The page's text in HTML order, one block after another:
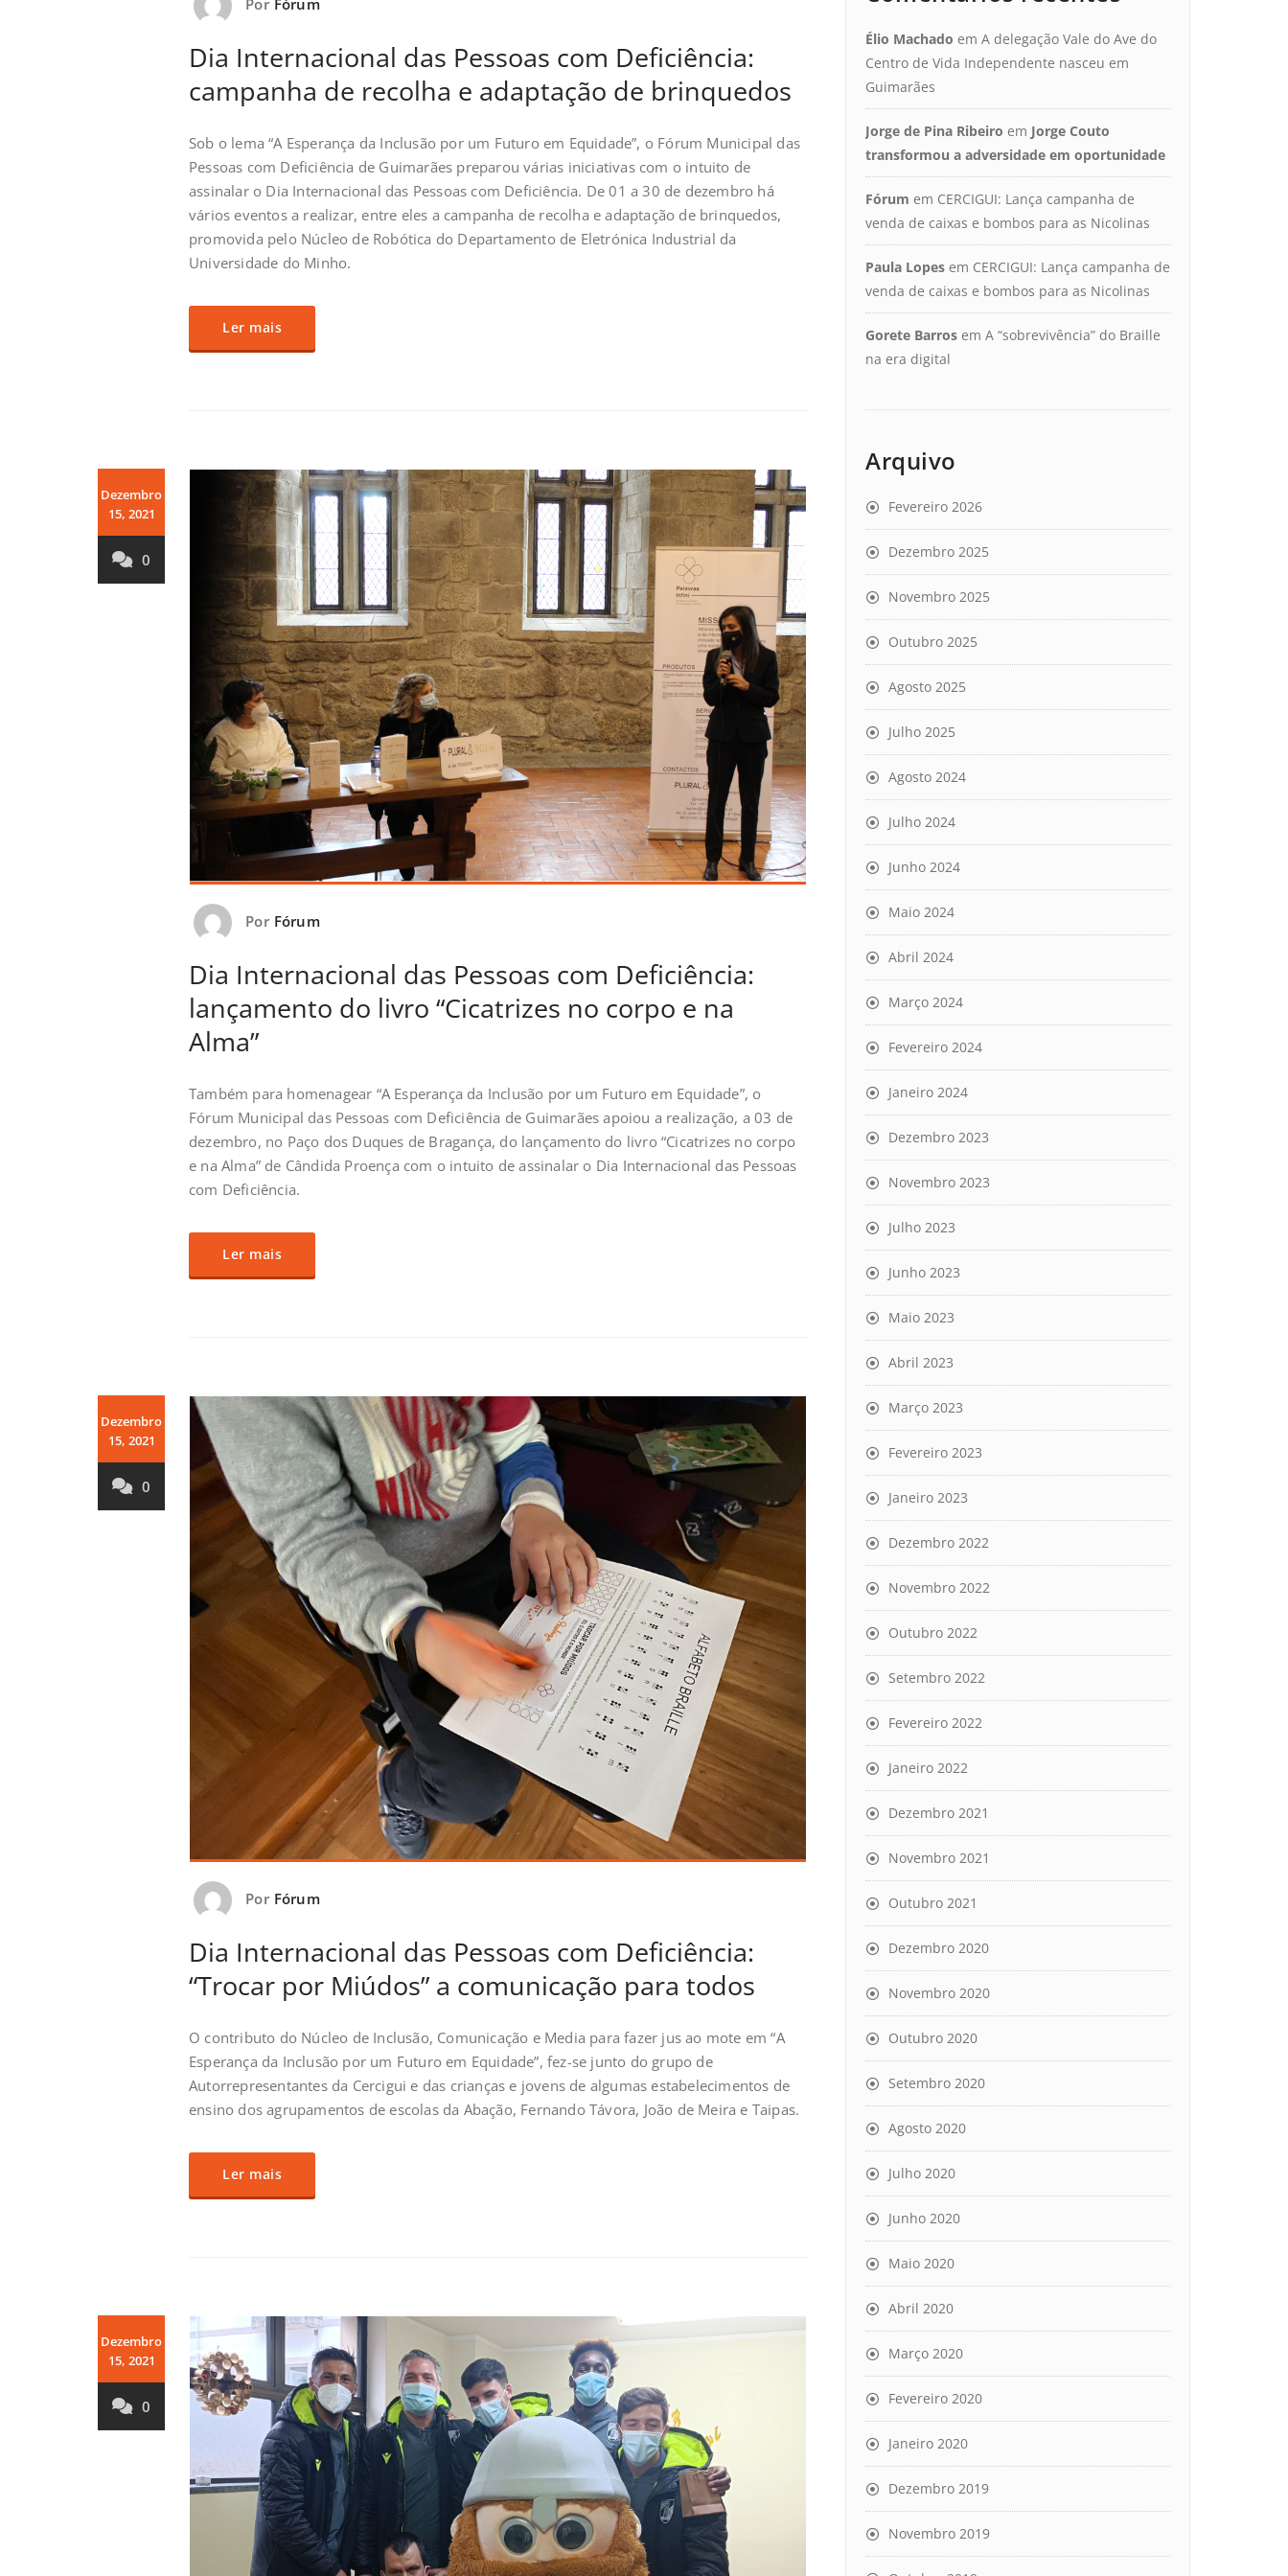
Por Fórum
Dia Internacional das Pessoas com Deficiência:
campanha de recolha e adaptação de brinquedos
Sob o lema “A Esperança da Inclusão por um Futuro em Equidade”, o Fórum Municipal das
Pessoas com Deficiência de Guimarães preparou várias iniciativas com o intuito de
assinalar o Dia Internacional das Pessoas com Deficiência. De 01 a 30 de dezembro há
vários eventos a realizar, entre eles a campanha de recolha e adaptação de brinquedos,
promovida pelo Núcleo de Robótica do Departamento de Eletrónica Industrial da
Universidade do Minho.
Ler mais
Dezembro
15, 2021
0
Por Fórum
Dia Internacional das Pessoas com Deficiência:
lançamento do livro “Cicatrizes no corpo e na
Alma”
Também para homenagear “A Esperança da Inclusão por um Futuro em Equidade”, o
Fórum Municipal das Pessoas com Deficiência de Guimarães apoiou a realização, a 03 de
dezembro, no Paço dos Duques de Bragança, do lançamento do livro “Cicatrizes no corpo
e na Alma” de Cândida Proença com o intuito de assinalar o Dia Internacional das Pessoas
com Deficiência.
Ler mais
Dezembro
15, 2021
0
Por Fórum
Dia Internacional das Pessoas com Deficiência:
“Trocar por Miúdos” a comunicação para todos
O contributo do Núcleo de Inclusão, Comunicação e Media para fazer jus ao mote em “A
Esperança da Inclusão por um Futuro em Equidade”, fez-se junto do grupo de
Autorrepresentantes da Cercigui e das crianças e jovens de algumas estabelecimentos de
ensino dos agrupamentos de escolas da Abação, Fernando Távora, João de Meira e Taipas.
Ler mais
Dezembro
15, 2021
0
Élio Machado em A delegação Vale do Ave do
Centro de Vida Independente nasceu em
Guimarães
Jorge de Pina Ribeiro em Jorge Couto
transformou a adversidade em oportunidade
Fórum em CERCIGUI: Lança campanha de
venda de caixas e bombos para as Nicolinas
Paula Lopes em CERCIGUI: Lança campanha de
venda de caixas e bombos para as Nicolinas
Gorete Barros em A “sobrevivência” do Braille
na era digital
Arquivo
Fevereiro 2026
Dezembro 2025
Novembro 2025
Outubro 2025
Agosto 2025
Julho 2025
Agosto 2024
Julho 2024
Junho 2024
Maio 2024
Abril 2024
Março 2024
Fevereiro 2024
Janeiro 2024
Dezembro 2023
Novembro 2023
Julho 2023
Junho 2023
Maio 2023
Abril 2023
Março 2023
Fevereiro 2023
Janeiro 2023
Dezembro 2022
Novembro 2022
Outubro 2022
Setembro 2022
Fevereiro 2022
Janeiro 2022
Dezembro 2021
Novembro 2021
Outubro 2021
Dezembro 2020
Novembro 2020
Outubro 2020
Setembro 2020
Agosto 2020
Julho 2020
Junho 2020
Maio 2020
Abril 2020
Março 2020
Fevereiro 2020
Janeiro 2020
Dezembro 2019
Novembro 2019